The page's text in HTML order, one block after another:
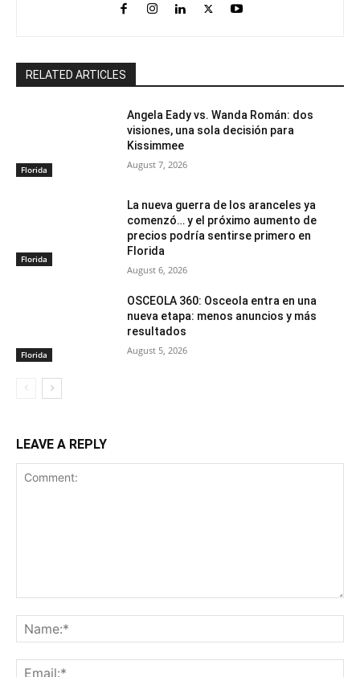
RELATED ARTICLES
Florida
Angela Eady vs. Wanda Román: dos
visiones, una sola decisión para
Kissimmee
August 7, 2026
Florida
La nueva guerra de los aranceles ya
comenzó… y el próximo aumento de
precios podría sentirse primero en
Florida
August 6, 2026
Florida
OSCEOLA 360: Osceola entra en una
nueva etapa: menos anuncios y más
resultados
August 5, 2026
LEAVE A REPLY